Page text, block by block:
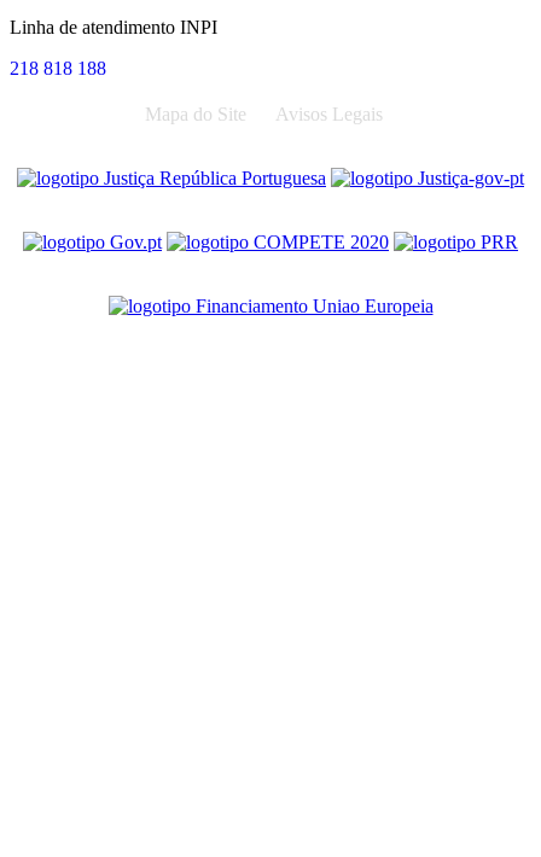
Linha de atendimento INPI
218 818 188
Mapa do Site Avisos Legais